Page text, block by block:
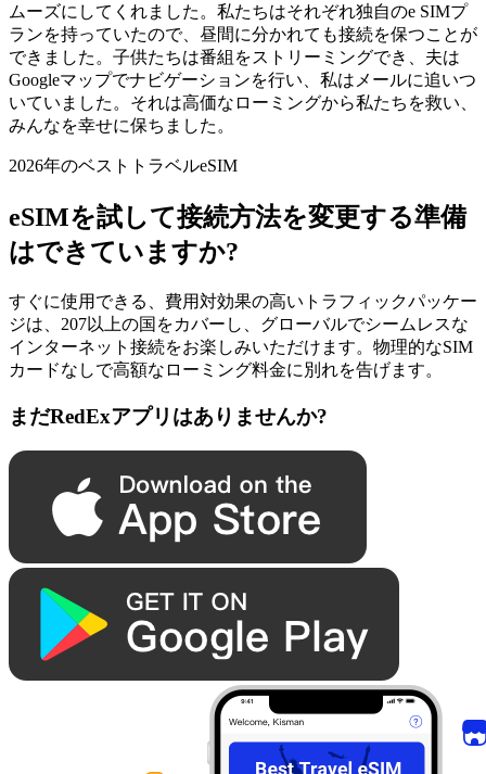
ムーズにしてくれました。私たちはそれぞれ独自のe SIMプ
ランを持っていたので、昼間に分かれても接続を保つことが
できました。子供たちは番組をストリーミングでき、夫は
Googleマップでナビゲーションを行い、私はメールに追いつ
いていました。それは高価なローミングから私たちを救い、
みんなを幸せに保ちました。
2026年のベストトラベルeSIM
eSIMを試して接続方法を変更する準備
はできていますか?
すぐに使用できる、費用対効果の高いトラフィックパッケー
ジは、207以上の国をカバーし、グローバルでシームレスな
インターネット接続をお楽しみいただけます。物理的なSIM
カードなしで高額なローミング料金に別れを告げます。
まだRedExアプリはありませんか?